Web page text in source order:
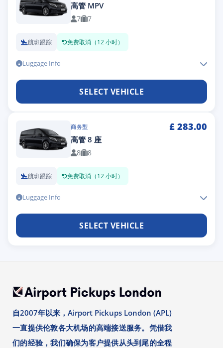
高管 MPV
7 7
航班跟踪 免费取消（12 小时）
Luggage Info
SELECT VEHICLE
商务型 £ 283.00
高管 8 座
8 8
航班跟踪 免费取消（12 小时）
Luggage Info
SELECT VEHICLE
自2007年以来，Airport Pickups London (APL)
一直提供伦敦各大机场的高端接送服务。凭借我
们的经验，我们确保为客户提供从头到尾的全程